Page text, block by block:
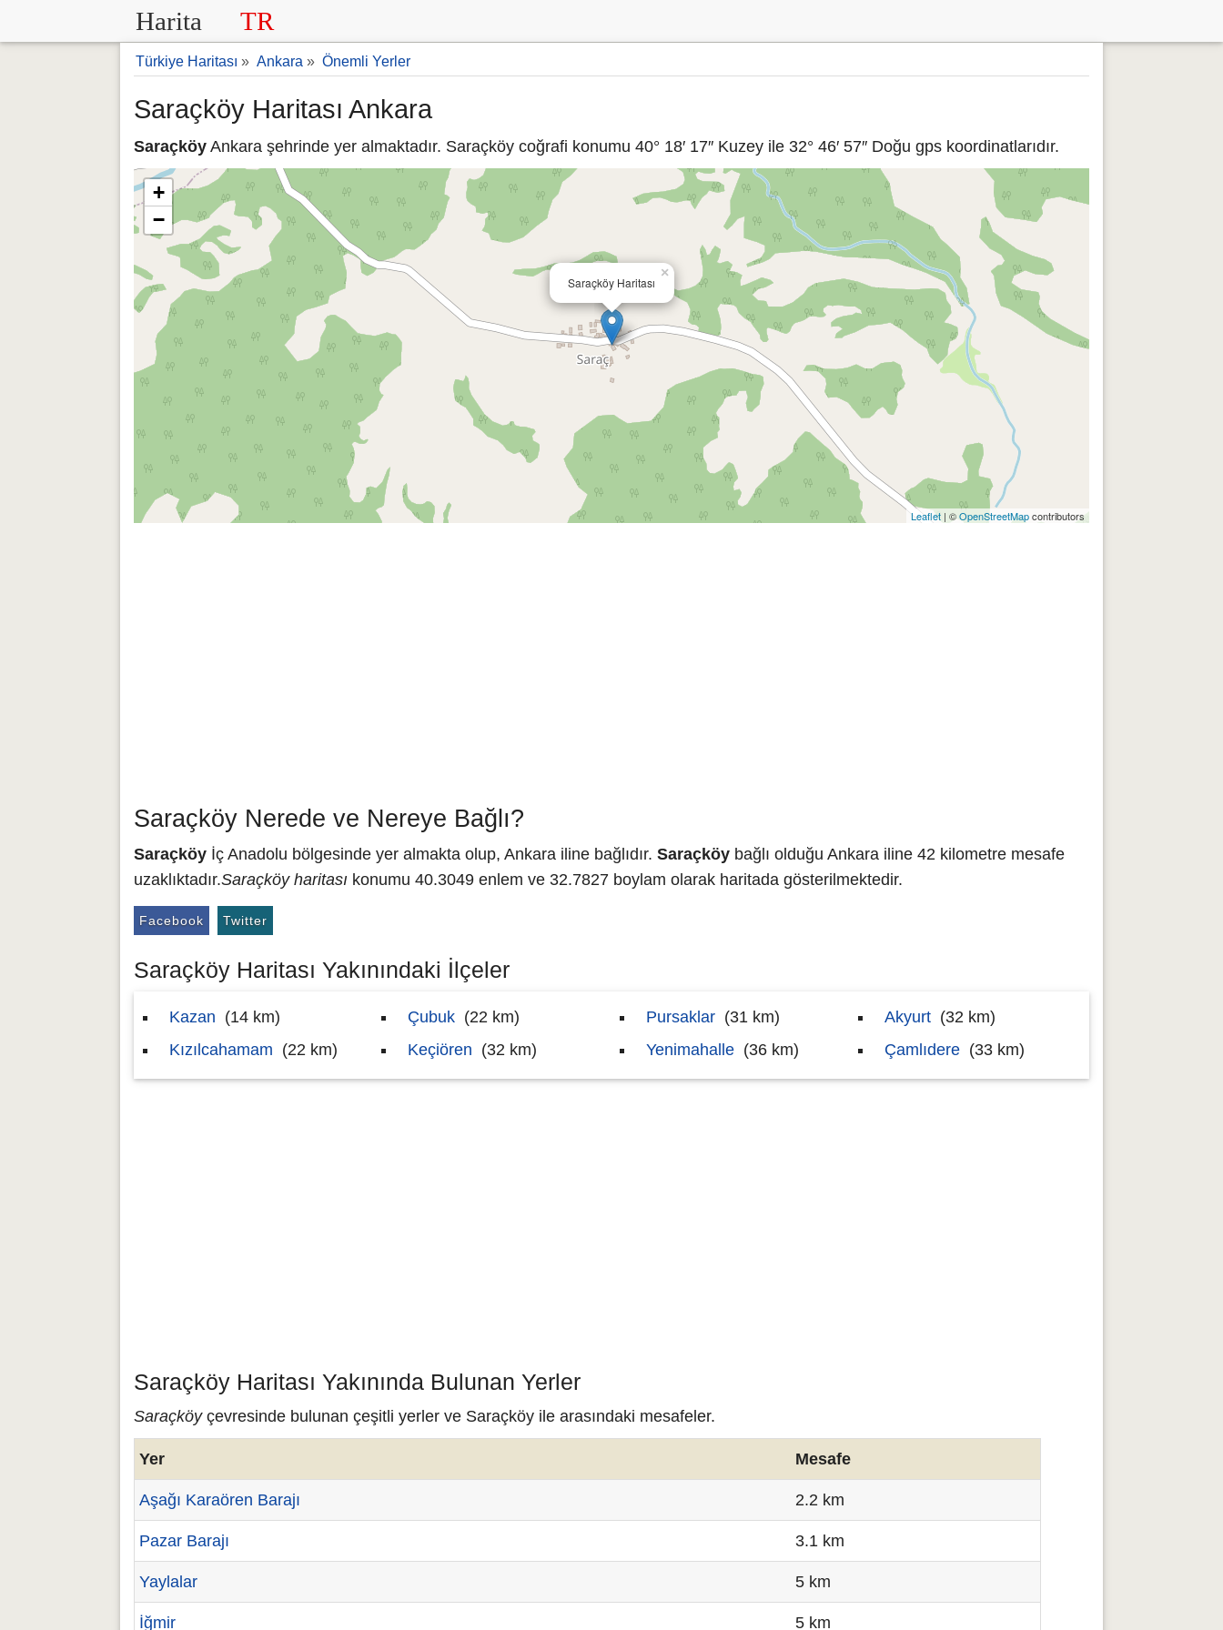
Harita TR
Türkiye Haritası » Ankara » Önemli Yerler
Saraçköy Haritası Ankara
Saraçköy Ankara şehrinde yer almaktadır. Saraçköy coğrafi konumu 40° 18′ 17″ Kuzey ile 32° 46′ 57″ Doğu gps koordinatlarıdır.
Saraçköy Haritası
×
+
−
Leaflet | ©OpenStreetMapcontributors
Saraçköy Nerede ve Nereye Bağlı?
Saraçköy İç Anadolu bölgesinde yer almakta olup, Ankara iline bağlıdır. Saraçköy bağlı olduğu Ankara iline 42 kilometre mesafe
uzaklıktadır.Saraçköy haritası konumu 40.3049 enlem ve 32.7827 boylam olarak haritada gösterilmektedir.
Facebook Twitter
Saraçköy Haritası Yakınındaki İlçeler
Kazan (14 km)
Kızılcahamam (22 km)
Çubuk (22 km)
Keçiören (32 km)
Pursaklar (31 km)
Yenimahalle (36 km)
Akyurt (32 km)
Çamlıdere (33 km)
Saraçköy Haritası Yakınında Bulunan Yerler
Saraçköyçevresinde bulunan çeşitli yerler ve Saraçköy ile arasındaki mesafeler.
Yer Mesafe
Aşağı Karaören Barajı 2.2 km
Pazar Barajı 3.1 km
Yaylalar 5 km
İğmir 5 km